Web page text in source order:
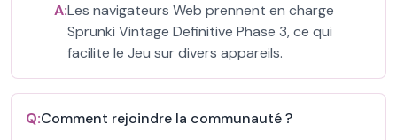
A:Les navigateurs Web prennent en charge
Sprunki Vintage Definitive Phase 3, ce qui
facilite le Jeu sur divers appareils.
Q:Comment rejoindre la communauté ?